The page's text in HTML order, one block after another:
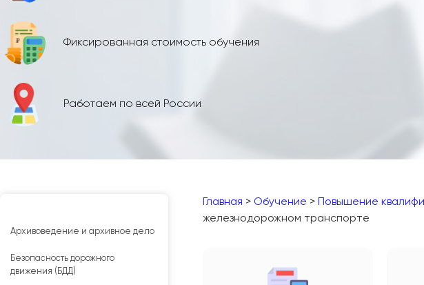
Фиксированная стоимость обучения
Работаем по всей России
Архивоведение и архивное дело
Безопасность дорожного
движения (БДД)
Главная > Обучение > Повышение
железнодорожном транспорте